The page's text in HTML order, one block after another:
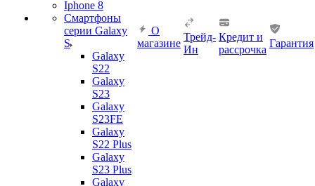
Iphone 8
Смартфоны
серии Galaxy
S
Galaxy
S22
Galaxy
S23
Galaxy
S23FE
Galaxy
S22 Plus
Galaxy
S23 Plus
Galaxy
О
магазине
Трейд-
Ин
Кредит и
рассрочка
Гарантия